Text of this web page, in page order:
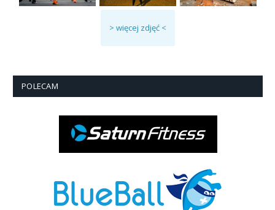
> więcej zdjęć <
POLECAM